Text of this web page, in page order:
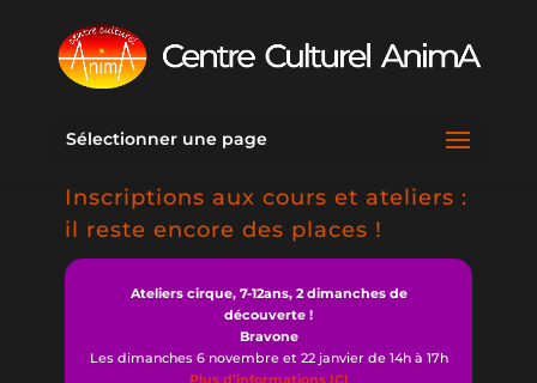
Sélectionner une page
Inscriptions aux cours et ateliers :
il reste encore des places !
Ateliers cirque, 7-12ans, 2 dimanches de
découverte !
Bravone
Les dimanches 6 novembre et 22 janvier de 14h à 17h
Plus d’informations ICI